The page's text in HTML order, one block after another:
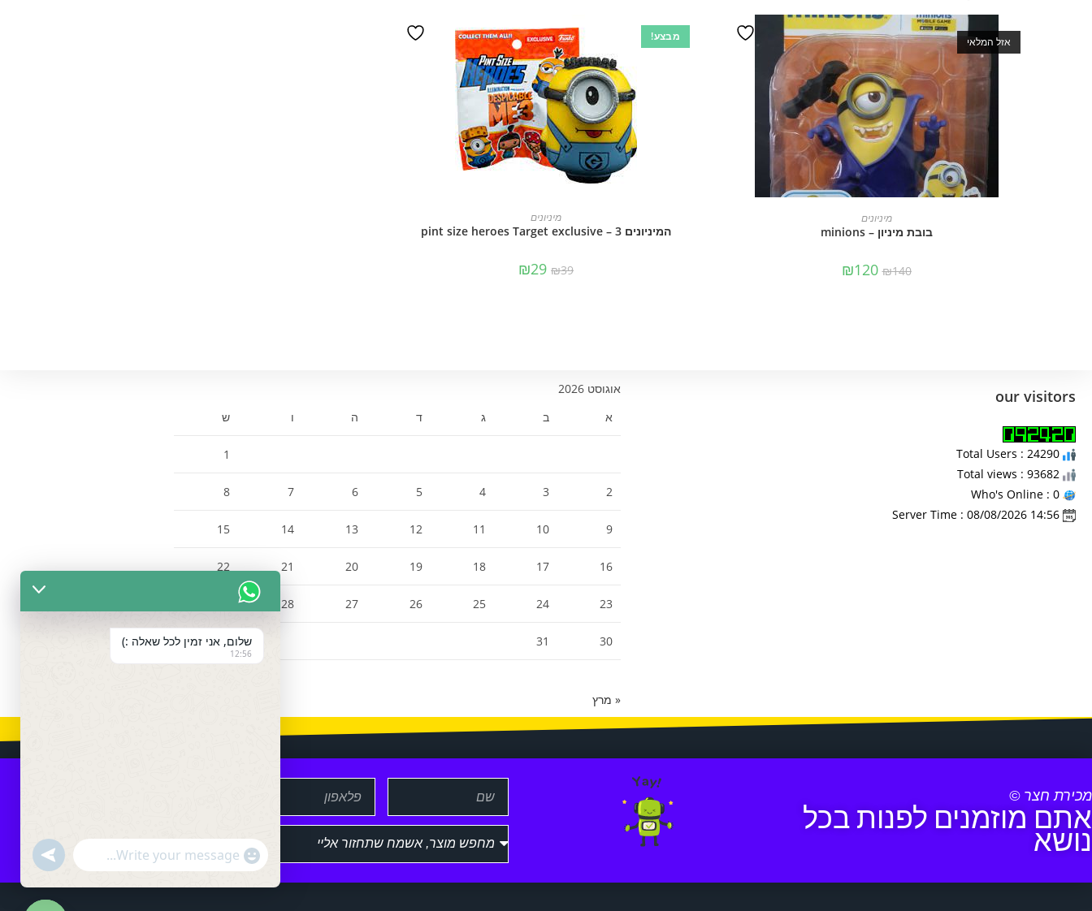
אזל המלאי
מידע נוסף
מיניונים
בובת מיניון – minions
₪140
₪120
מבצע!
הוספה לסל
מיניונים
המיניונים 3 – pint size heroes Target exclusive
₪39
₪29
our visitors
אוגוסט 2026
א
ב ג ד ה ו ש
1
2
3
4
5
6
7
8
9
10
11
12
13
14
15
16
17
18
19
20
21
22
23
24
25
26
27
28
30
31
« מרץ
מכירת חצר ©
אתם מוזמנים לפנות בכל
נושא שלח
שלום, אני זמין לכל שאלה :)
12:56
"
+
W
h
U
N
D
F
I